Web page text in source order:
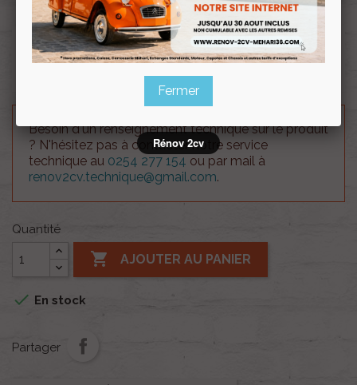
Tambour avant 4 trous diamètre 200mm 2cv Méhari
Dyane.
Besoin d'un renseignement technique sur le produit
? N'hésitez pas à contacter notre service
technique au 0254 277 154 ou par mail à
renov2cv.technique@gmail.com.
Quantité
 AJOUTER AU PANIER
 En stock
Partager
Fermer
Rénov 2cv